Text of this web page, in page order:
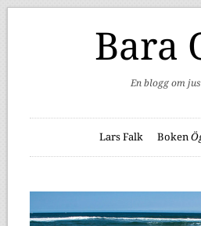
Bara
En blogg om
Lars Falk Boken